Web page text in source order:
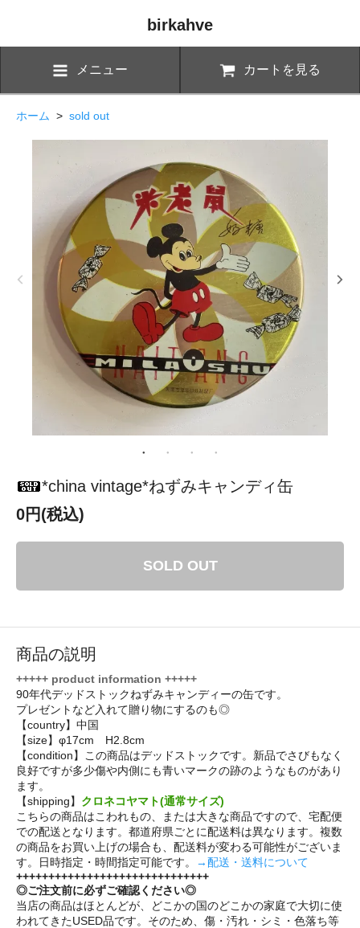
birkahve
メニュー カートを見る
ホーム > sold out
*china vintage*ねずみキャンディ缶
0円(税込)
SOLD OUT
商品の説明
+++++ product information +++++
90年代デッドストックねずみキャンディーの缶です。
プレゼントなど入れて贈り物にするのも◎
【country】中国
【size】φ17cm H2.8cm
【condition】この商品はデッドストックです。新品でさびもなく
良好ですが多少傷や内側にも青いマークの跡のようなものがあり
ます。
【shipping】 クロネコヤマト(通常サイズ)
こちらの商品はこわれもの、または大きな商品ですので、宅配便
での配送となります。都道府県ごとに配送料は異なります。複数
の商品をお買い上げの場合も、配送料が変わる可能性がございま
す。日時指定・時間指定可能です。
→配送・送料について
++++++++++++++++++++++++++++++
◎ご注文前に必ずご確認ください◎
当店の商品はほとんどが、どこかの国のどこかの家庭で大切に使
われてきたUSED品です。そのため、傷・汚れ・シミ・色落ち等